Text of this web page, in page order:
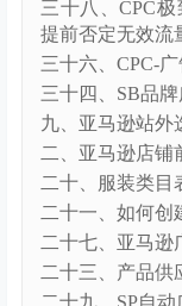
2023-2024年度
毕方跨境
├亚马逊基础系
一、亚马逊概
七、选品-不同
三、亚马逊专业
三十、SP自动
三十一、SP-手